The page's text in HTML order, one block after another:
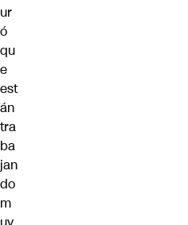
ur
ó
qu
e
est
án
tra
ba
jan
do
m